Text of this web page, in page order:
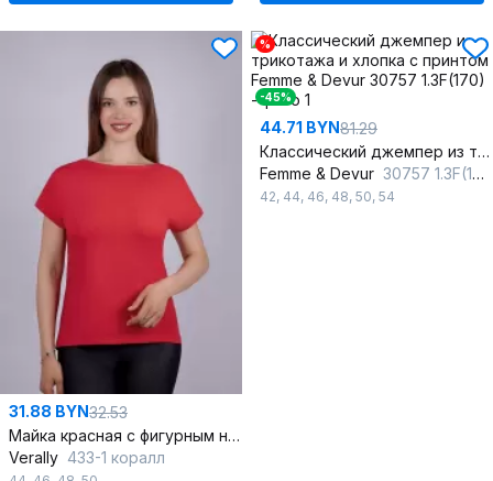
31.88 BYN32.53
Майка красная с фигурным низом
Verally 433-1 коралл
%
-45%
44.71 BYN81.29
Классический джемпер из трикотажа и хлопка с принтом
Femme & Devur 30757 1.3F(170)
42, 44, 46, 48, 50, 54